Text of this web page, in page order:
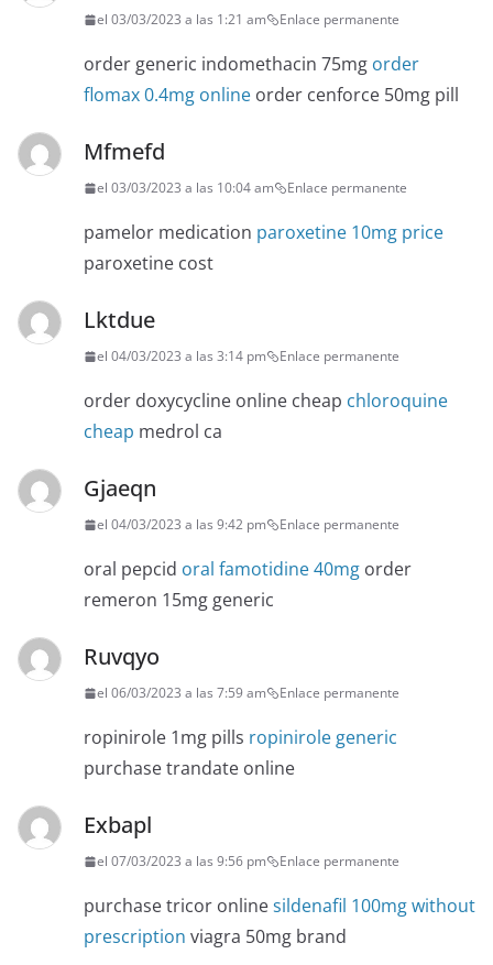
el 03/03/2023 a las 1:21 am Enlace permanente
order generic indomethacin 75mg order
flomax 0.4mg online order cenforce 50mg pill
Mfmefd
el 03/03/2023 a las 10:04 am Enlace permanente
pamelor medication paroxetine 10mg price
paroxetine cost
Lktdue
el 04/03/2023 a las 3:14 pm Enlace permanente
order doxycycline online cheap chloroquine
cheap medrol ca
Gjaeqn
el 04/03/2023 a las 9:42 pm Enlace permanente
oral pepcid oral famotidine 40mg order
remeron 15mg generic
Ruvqyo
el 06/03/2023 a las 7:59 am Enlace permanente
ropinirole 1mg pills ropinirole generic
purchase trandate online
Exbapl
el 07/03/2023 a las 9:56 pm Enlace permanente
purchase tricor onlinesildenafil 100mg without
prescription viagra 50mg brand